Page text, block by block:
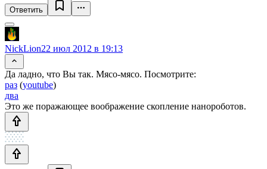
Ответить
NickLion22 июл 2012 в 19:13
Да ладно, что Вы так. Мясо-мясо. Посмотрите:
раз (youtube)
два
Это же поражающее воображение скопление нанороботов.